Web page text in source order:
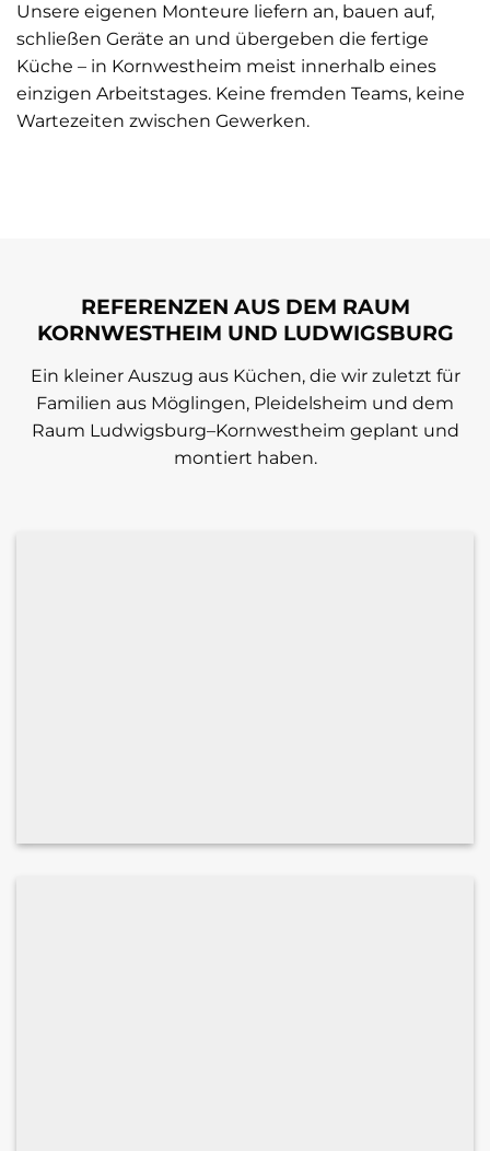
Unsere eigenen Monteure liefern an, bauen auf,
schließen Geräte an und übergeben die fertige
Küche – in Kornwestheim meist innerhalb eines
einzigen Arbeitstages. Keine fremden Teams, keine
Wartezeiten zwischen Gewerken.
REFERENZEN AUS DEM RAUM
KORNWESTHEIM UND LUDWIGSBURG
Ein kleiner Auszug aus Küchen, die wir zuletzt für
Familien aus Möglingen, Pleidelsheim und dem
Raum Ludwigsburg–Kornwestheim geplant und
montiert haben.